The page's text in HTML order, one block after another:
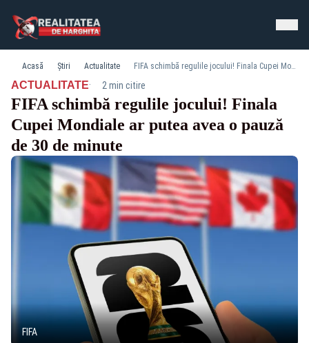
Acasă Știri Actualitate FIFA schimbă regulile jocului! Finala Cupei Mondiale ar putea avea o pauză de 30 de minute
ACTUALITATE· 2 min citire
FIFA schimbă regulile jocului! Finala
Cupei Mondiale ar putea avea o pauză
de 30 de minute
FIFA